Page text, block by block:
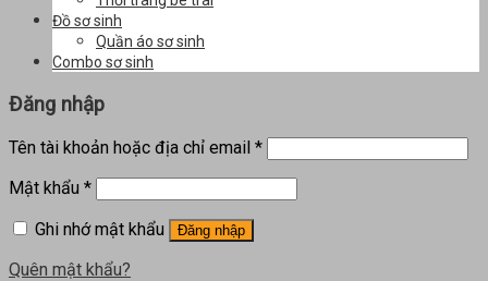
Đồ sơ sinh
Quần áo sơ sinh
Combo sơ sinh
Đăng nhập
Tên tài khoản hoặc địa chỉ email *
Mật khẩu *
Ghi nhớ mật khẩu
Đăng nhập
Quên mật khẩu?